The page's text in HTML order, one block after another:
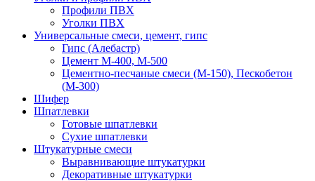
Профили ПВХ
Уголки ПВХ
Универсальные смеси, цемент, гипс
Гипс (Алебастр)
Цемент М-400, М-500
Цементно-песчаные смеси (М-150), Пескобетон
(М-300)
Шифер
Шпатлевки
Готовые шпатлевки
Сухие шпатлевки
Штукатурные смеси
Выравнивающие штукатурки
Декоративные штукатурки